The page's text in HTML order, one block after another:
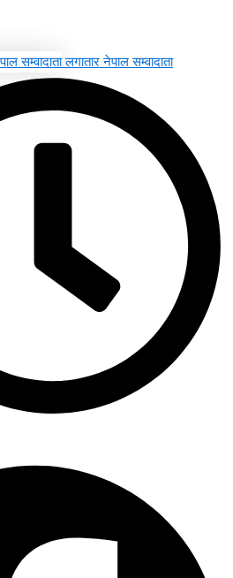
लगातार नेपाल सम्वादाता